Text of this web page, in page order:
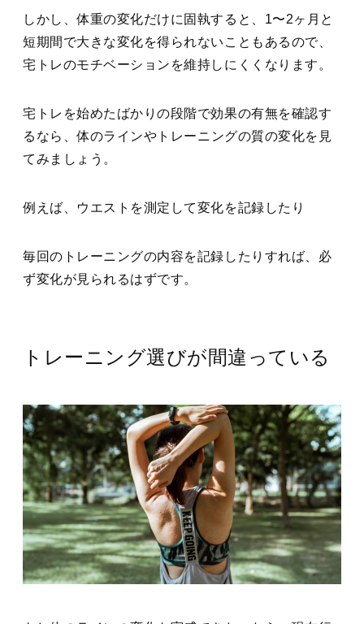
しかし、体重の変化だけに固執すると、1〜2ヶ月と
短期間で大きな変化を得られないこともあるので、
宅トレのモチベーションを維持しにくくなります。
宅トレを始めたばかりの段階で効果の有無を確認す
るなら、体のラインやトレーニングの質の変化を見
てみましょう。
例えば、ウエストを測定して変化を記録したり
毎回のトレーニングの内容を記録したりすれば、必
ず変化が見られるはずです。
トレーニング選びが間違っている